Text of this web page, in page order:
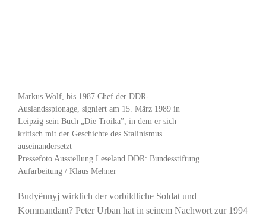
Markus Wolf, bis 1987 Chef der DDR-
Auslandsspionage, signiert am 15. März 1989 in
Leipzig sein Buch „Die Troika”, in dem er sich
kritisch mit der Geschichte des Stalinismus
auseinandersetzt
Pressefoto Ausstellung Leseland DDR: Bundesstiftung
Aufarbeitung / Klaus Mehner
Budyënnyj wirklich der vorbildliche Soldat und
Kommandant? Peter Urban hat in seinem Nachwort zur 1994